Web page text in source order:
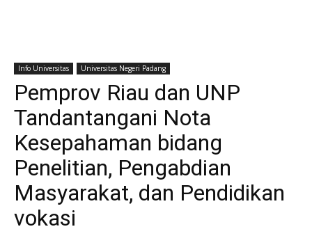
Info Universitas Universitas Negeri Padang
Pemprov Riau dan UNP
Tandantangani Nota
Kesepahaman bidang
Penelitian, Pengabdian
Masyarakat, dan Pendidikan
vokasi